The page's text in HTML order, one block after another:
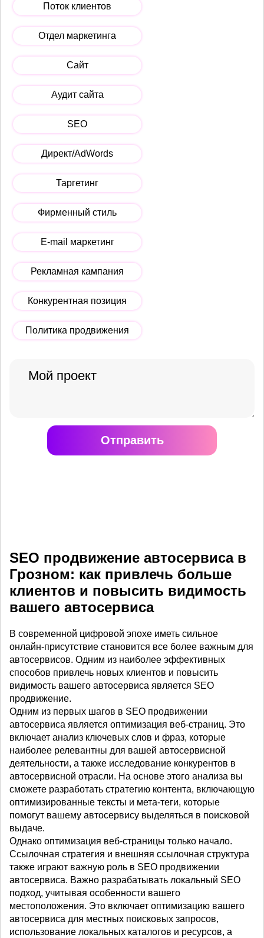
Поток клиентов
Отдел маркетинга
Сайт
Аудит сайта
SEO
Директ/AdWords
Таргетинг
Фирменный стиль
E-mail маркетинг
Рекламная кампания
Конкурентная позиция
Политика продвижения
Отправить
SEO продвижение автосервиса в
Грозном: как привлечь больше
клиентов и повысить видимость
вашего автосервиса
В современной цифровой эпохе иметь сильное
онлайн-присутствие становится все более важным для
автосервисов. Одним из наиболее эффективных
способов привлечь новых клиентов и повысить
видимость вашего автосервиса является SEO
продвижение.
Одним из первых шагов в SEO продвижении
автосервиса является оптимизация веб-страниц. Это
включает анализ ключевых слов и фраз, которые
наиболее релевантны для вашей автосервисной
деятельности, а также исследование конкурентов в
автосервисной отрасли. На основе этого анализа вы
сможете разработать стратегию контента, включающую
оптимизированные тексты и мета-теги, которые
помогут вашему автосервису выделяться в поисковой
выдаче.
Однако оптимизация веб-страницы только начало.
Ссылочная стратегия и внешняя ссылочная структура
также играют важную роль в SEO продвижении
автосервиса. Важно разрабатывать локальный SEO
подход, учитывая особенности вашего
местоположения. Это включает оптимизацию вашего
автосервиса для местных поисковых запросов,
использование локальных каталогов и ресурсов, а